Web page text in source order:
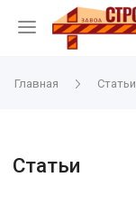
Главная Статьи
Статьи